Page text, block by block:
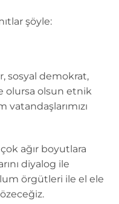
şöyle:
sosyal demokrat,
olursa olsun etnik
vatandaşlarımızı
ağır boyutlara
diyalog ile
örgütleri ile el ele